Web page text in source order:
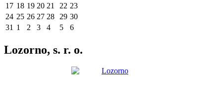
17 18 19 20 21 22 23
24 25 26 27 28 29 30
31 1 2 3 4 5 6
Lozorno, s. r. o.